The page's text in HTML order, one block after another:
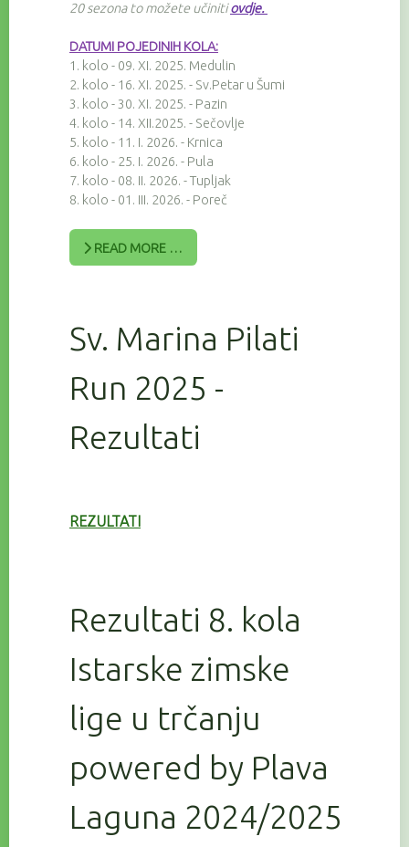
20 sezona to možete učinitiovdje.
DATUMI POJEDINIH KOLA:
1. kolo - 09. XI. 2025. Medulin
2. kolo - 16. XI. 2025. - Sv.Petar u Šumi
3. kolo - 30. XI. 2025. - Pazin
4. kolo - 14. XII.2025. - Sečovlje
5. kolo - 11. I. 2026. - Krnica
6. kolo - 25. I. 2026. - Pula
7. kolo - 08. II. 2026. - Tupljak
8. kolo - 01. III. 2026. - Poreč
READ MORE …
Sv. Marina Pilati
Run 2025 -
Rezultati
REZULTATI
Rezultati 8. kola
Istarske zimske
lige u trčanju
powered by Plava
Laguna 2024/2025